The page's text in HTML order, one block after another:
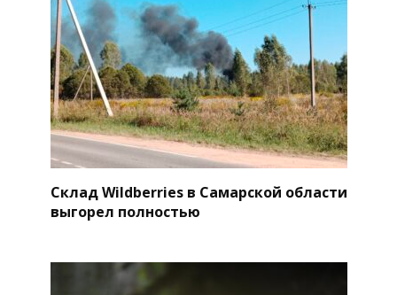
Склад Wildberries в Самарской области
выгорел полностью